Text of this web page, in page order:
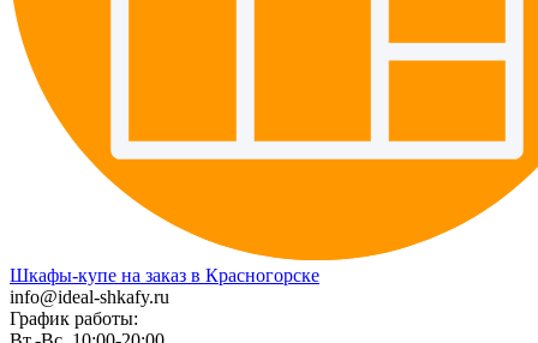
Шкафы-купе на заказ в Красногорске
info@ideal-shkafy.ru
График работы: